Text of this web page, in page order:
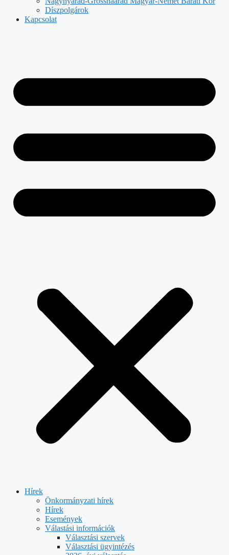
Díszpolgárok
Kapcsolat
Hírek
Önkormányzati hírek
Hírek
Események
Válastási információk
Választási szervek
Választási ügyintézés